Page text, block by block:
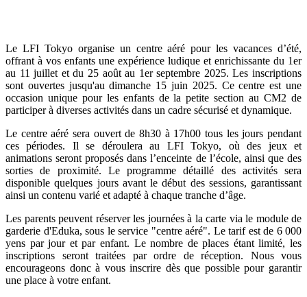
Le LFI Tokyo organise un centre aéré pour les vacances d’été,
offrant à vos enfants une expérience ludique et enrichissante du 1er
au 11 juillet et du 25 août au 1er septembre 2025. Les inscriptions
sont ouvertes jusqu'au dimanche 15 juin 2025. Ce centre est une
occasion unique pour les enfants de la petite section au CM2 de
participer à diverses activités dans un cadre sécurisé et dynamique.
Le centre aéré sera ouvert de 8h30 à 17h00 tous les jours pendant
ces périodes. Il se déroulera au LFI Tokyo, où des jeux et
animations seront proposés dans l’enceinte de l’école, ainsi que des
sorties de proximité. Le programme détaillé des activités sera
disponible quelques jours avant le début des sessions, garantissant
ainsi un contenu varié et adapté à chaque tranche d’âge.
Les parents peuvent réserver les journées à la carte via le module de
garderie d'Eduka, sous le service "centre aéré". Le tarif est de 6 000
yens par jour et par enfant. Le nombre de places étant limité, les
inscriptions seront traitées par ordre de réception. Nous vous
encourageons donc à vous inscrire dès que possible pour garantir
une place à votre enfant.